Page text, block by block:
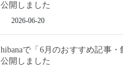
公開しました
2026-06-20
hibanaで「6月のおすすめ記事
公開しました